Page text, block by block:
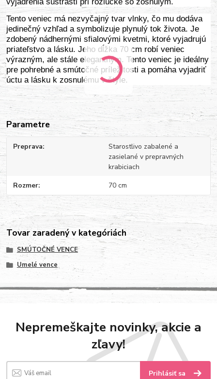
Tento veniec má nezvyčajný tvar vlnky, čo mu dodáva
jedinečný vzhľad a symbolizuje plynulý tok života. Je
zdobený nádhernými sfialovými kvetmi, ktoré vyjadrujú
priateľstvo a lásku. Jeho dĺžka 70 cm robí veniec
výrazným, ale stále elegantným. Tento veniec je ideálny
pre pohrebné a smútočné príležitosti a pomáha vyjadriť
úctu a lásku k zosnulému v štýle.
Parametre
Preprava
Starostlivo zabalené a
zasielané v prepravných
krabiciach
Rozmer 70 cm
Tovar zaradený v kategóriách
SMÚTOČNÉ VENCE
Umelé vence
Nepremeškajte novinky, akcie a
zľavy!
Prihlásiť sa